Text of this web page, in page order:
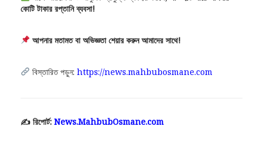
কোটি টাকার রপ্তানি ব্যবসা!
আপনার মতামত বা অভিজ্ঞতা শেয়ার করুন আমাদের সাথে!
বিস্তারিত পড়ুন: https://news.mahbubosmane.com
✍️ রিপোর্ট: News.MahbubOsmane.com